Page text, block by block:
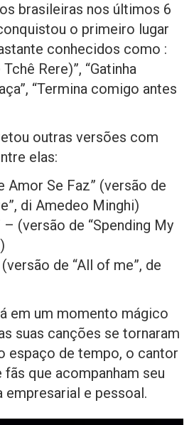
brasileiras nos últimos 6
o primeiro lugar
conhecidos como :
Rere)”, “Gatinha
“Termina comigo antes
outras versões com
elas:
Amor Se Faz” (versão de
di Amedeo Minghi)
– (versão de “Spending My
de “All of me”, de
em um momento mágico
suas canções se tornaram
espaço de tempo, o cantor
que acompanham seu
empresarial e pessoal.